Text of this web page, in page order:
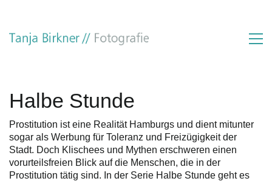
Halbe Stunde
Prostitution ist eine Realität Hamburgs und dient mitunter
sogar als Werbung für Toleranz und Freizügigkeit der
Stadt. Doch Klischees und Mythen erschweren einen
vorurteilsfreien Blick auf die Menschen, die in der
Prostitution tätig sind. In der Serie Halbe Stunde geht es